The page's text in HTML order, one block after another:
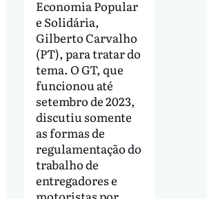
Economia Popular
e Solidária,
Gilberto Carvalho
(PT), para tratar do
tema. O GT, que
funcionou até
setembro de 2023,
discutiu somente
as formas de
regulamentação do
trabalho de
entregadores e